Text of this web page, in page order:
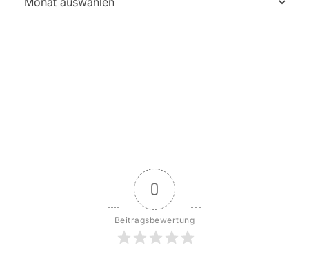
0
Beitragsbewertung